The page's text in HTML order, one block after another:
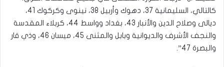
كالتالي، السليمانية 37، دهوك وأربيل 38، نينوى وكركوك 41،
ديالى وصلاح الدين والأنبار 43، بغداد وواسط 44، كربلاء المقدسة
والنجف الأشرف والديوانية وبابل والمثنى 45، ميسان 46، وذي قار
والبصرة 47”.